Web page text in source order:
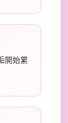
開始累